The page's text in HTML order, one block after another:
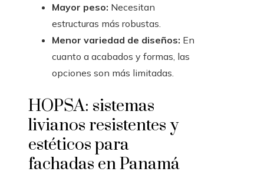
Mayor peso: Necesitan
estructuras más robustas.
Menor variedad de diseños: En
cuanto a acabados y formas, las
opciones son más limitadas.
HOPSA: sistemas
livianos resistentes y
estéticos para
fachadas en Panamá